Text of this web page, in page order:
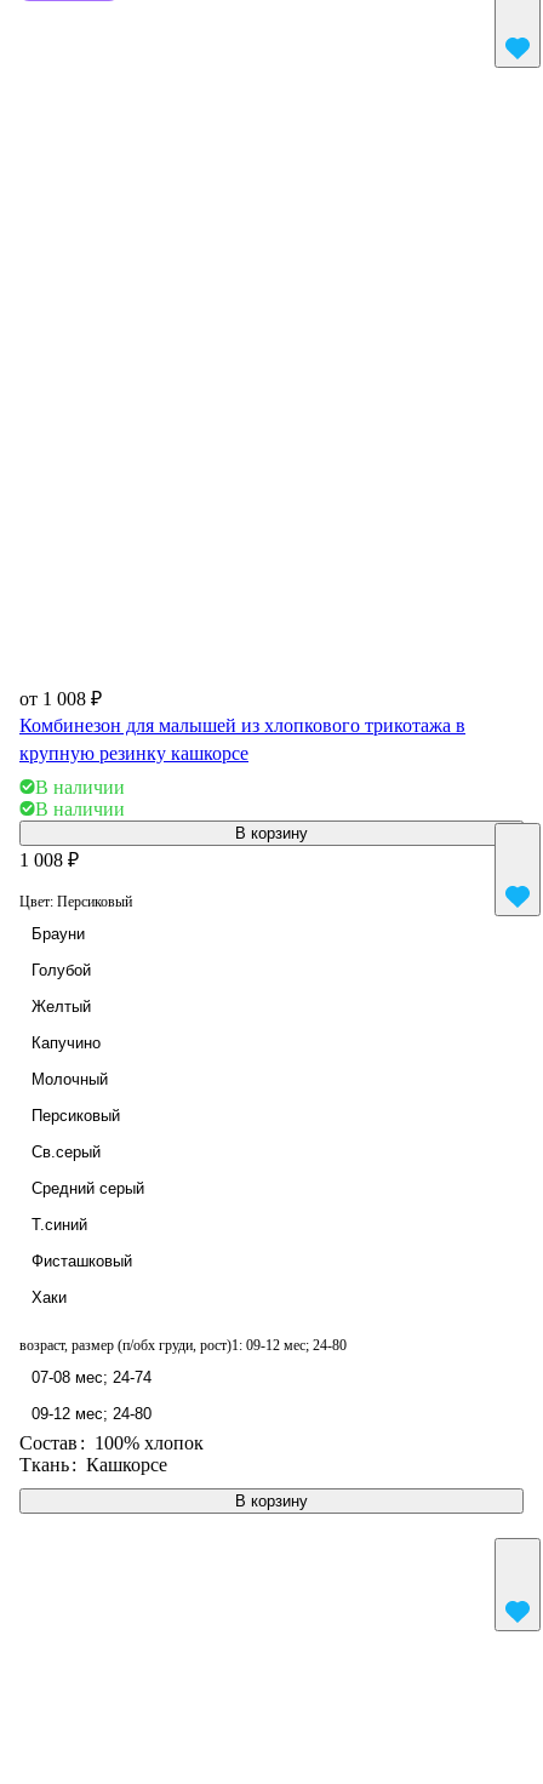
от 1 008 ₽
Комбинезон для малышей из хлопкового трикотажа в
крупную резинку кашкорсе
В наличии
В корзину
В наличии
В корзину
1 008 ₽
Цвет: Персиковый
Брауни
Голубой
Желтый
Капучино
Молочный
Персиковый
Св.серый
Средний серый
Т.синий
Фисташковый
Хаки
возраст, размер (п/обх груди, рост)1: 09-12 мес; 24-80
07-08 мес; 24-74
09-12 мес; 24-80
Состав: 100% хлопок
Ткань: Кашкорсе